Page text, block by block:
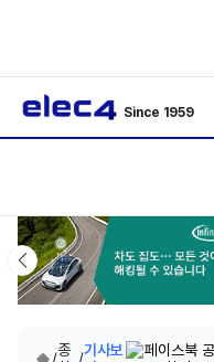
Since 1959
종
기사보